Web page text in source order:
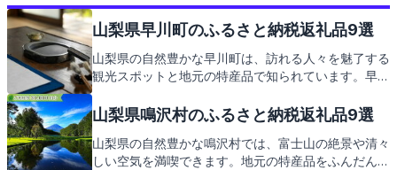
山梨県早川町のふるさと納税返礼品9選
山梨県の自然豊かな早川町は、訪れる人々を魅了する
観光スポットと地元の特産品で知られています。早川
川町の魅力がぎゅっと詰まっています。次回は、そん
山梨県鳴沢村のふるさと納税返礼品9選
山梨県の自然豊かな鳴沢村では、富士山の絶景や清々
しい空気を満喫できます。地元の特産品をふんだんに